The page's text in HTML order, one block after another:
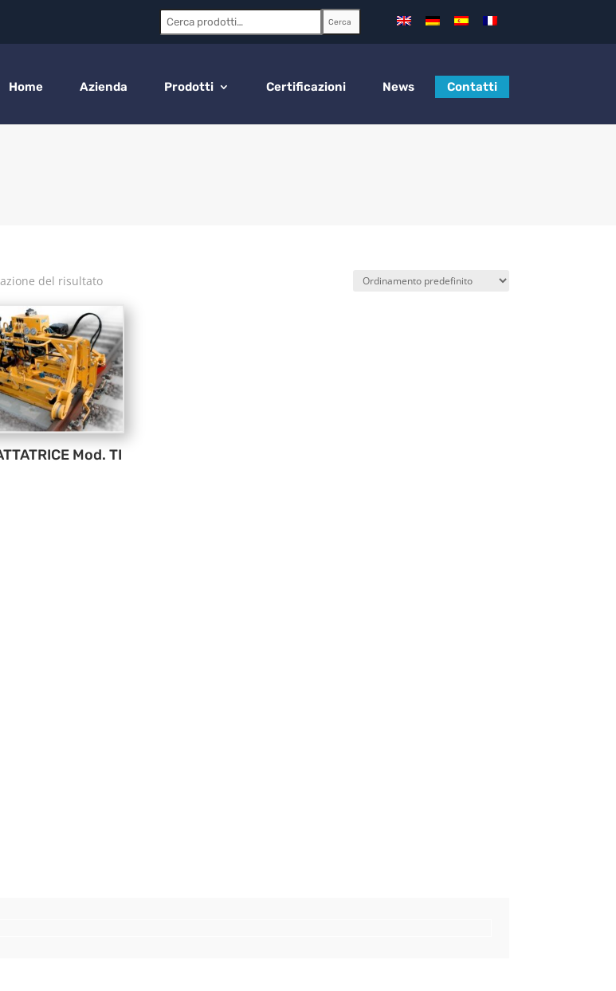
Cerca:
Cerca
Home Azienda Prodotti Certificazioni News Contatti
del risultato
Mod. TI